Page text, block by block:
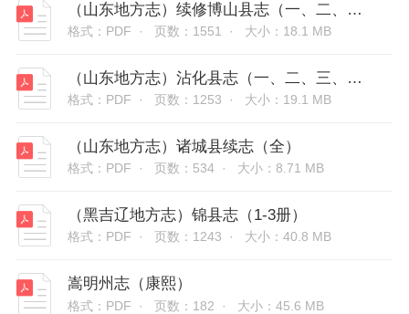
（山东地方志）续修博山县志（一、二、三册）
格式：PDF · 页数：1551 · 大小：18.1 MB
（山东地方志）沾化县志（一、二、三、四册）
格式：PDF · 页数：1253 · 大小：19.1 MB
（山东地方志）诸城县续志（全）
格式：PDF · 页数：534 · 大小：8.71 MB
（黑吉辽地方志）锦县志（1-3册）
格式：PDF · 页数：1243 · 大小：40.8 MB
嵩明州志（康熙）
格式：PDF · 页数：182 · 大小：45.6 MB